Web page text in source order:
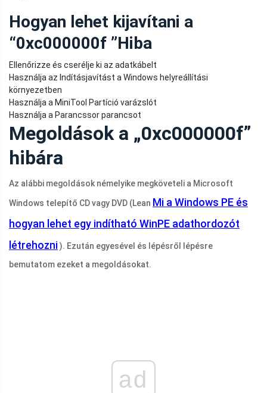
Hogyan lehet kijavítani a
“0xc000000f ”Hiba
Ellenőrizze és cserélje ki az adatkábelt
Használja az Indításjavítást a Windows helyreállítási
környezetben
Használja a MiniTool Partíció varázslót
Használja a Parancssor parancsot
Megoldások a „0xc000000f”
hibára
Az alábbi megoldások némelyike ​​megköveteli a Microsoft
Windows telepítő CD vagy DVD (Lean Mi a Windows PE és
hogyan lehet egy indítható WinPE adathordozót
létrehozni). Ezután egyesével és lépésről lépésre
bemutatom ezeket a megoldásokat.
ad